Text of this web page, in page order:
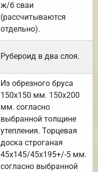
ж/б сваи
(рассчитываются
отдельно).
Рубероид в два слоя.
Из обрезного бруса
150х150 мм. 150х200
мм. согласно
выбранной толщине
утепления. Торцевая
доска строганая
45х145/45х195+/-5 мм.
согласно выбранной